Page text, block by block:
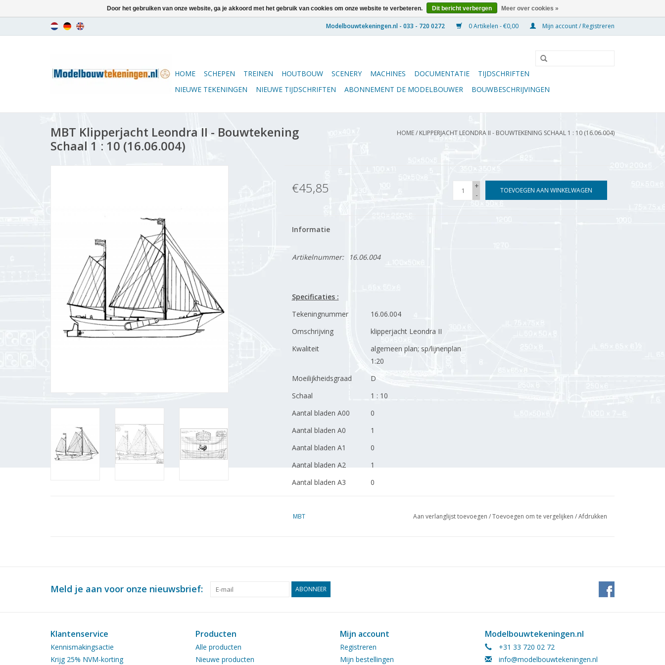
0 Artikelen - €0,00 Mijn account / Registreren
HOME SCHEPEN TREINEN HOUTBOUW SCENERY MACHINES DOCUMENTATIE
TIJDSCHRIFTEN
NIEUWE TEKENINGEN
NIEUWE TIJDSCHRIFTEN ABONNEMENT DE MODELBOUWER BOUWBESCHRIJVINGEN
MBT Klipperjacht Leondra II - Bouwtekening
Schaal 1 : 10 (16.06.004)
HOME/ KLIPPERJACHT LEONDRA II - BOUWTEKENING SCHAAL 1 : 10 (16.06.004)
€45,85
+
-
TOEVOEGEN AAN WINKELWAGEN
Informatie
Artikelnummer: 16.06.004
Specificaties :
Tekeningnummer
16.06.004
Omschrijving
klipperjacht Leondra II
Kwaliteit
algemeen plan; sp/lijnenplan
1:20
Moeilijkheidsgraad
D
Schaal
1 : 10
Aantal bladen A00
0
Aantal bladen A0
1
Aantal bladen A1
0
Aantal bladen A2
1
Aantal bladen A3
0
Totaal aantal bladen
Bijzonderheden
Opmerkingen
Ì´Ì_
MBT Aan verlanglijst toevoegen /Toevoegen om te vergelijken /Afdrukken
Meld je aan voor onze nieuwsbrief: ABONNEER
Klantenservice
Kennismakingsactie
Krijg 25% NVM-korting
Producten
Alle producten
Nieuwe producten
Mijn account
Registreren
Mijn bestellingen
Modelbouwtekeningen.nl
+31 33 720 02 72
info@modelbouwtekeningen.nl
Door het gebruiken van onze website, ga je akkoord met het gebruik van cookies om onze website te verbeteren. Dit bericht verbergen Meer over cookies »